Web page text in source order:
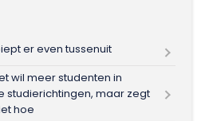
er even tussenuit
wil meer studenten in
studierichtingen, maar zegt
hoe